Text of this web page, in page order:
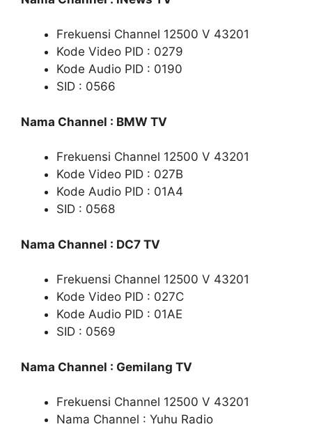
Frekuensi Channel 12500 V 43201
Kode Video PID : 0279
Kode Audio PID : 0190
SID : 0566
Nama Channel : BMW TV
Frekuensi Channel 12500 V 43201
Kode Video PID : 027B
Kode Audio PID : 01A4
SID : 0568
Nama Channel : DC7 TV
Frekuensi Channel 12500 V 43201
Kode Video PID : 027C
Kode Audio PID : 01AE
SID : 0569
Nama Channel : Gemilang TV
Frekuensi Channel 12500 V 43201
Nama Channel : Yuhu Radio